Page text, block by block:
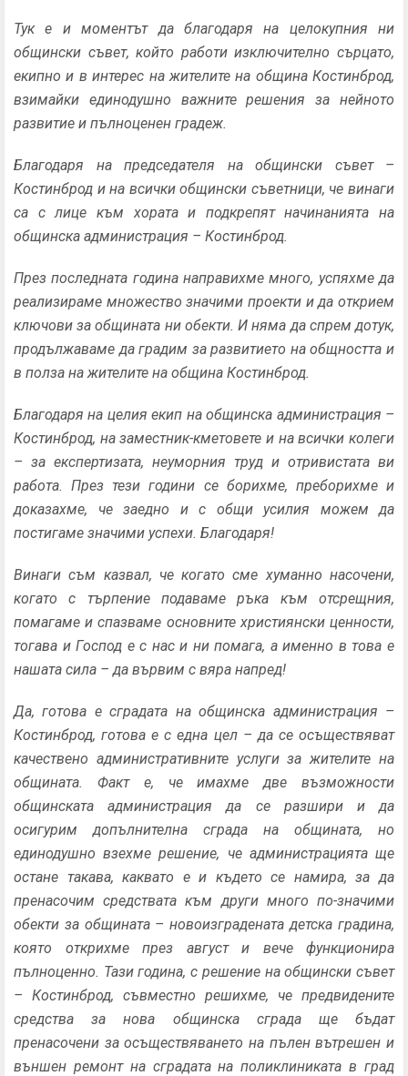
Тук е и моментът да благодаря на целокупния ни
общински съвет, който работи изключително сърцато,
екипно и в интерес на жителите на община Костинброд,
взимайки единодушно важните решения за нейното
развитие и пълноценен градеж.
Благодаря на председателя на общински съвет –
Костинброд и на всички общински съветници, че винаги
са с лице към хората и подкрепят начинанията на
общинска администрация – Костинброд.
През последната година направихме много, успяхме да
реализираме множество значими проекти и да открием
ключови за общината ни обекти. И няма да спрем дотук,
продължаваме да градим за развитието на общността и
в полза на жителите на община Костинброд.
Благодаря на целия екип на общинска администрация –
Костинброд, на заместник-кметовете и на всички колеги
– за експертизата, неуморния труд и отривистата ви
работа. През тези години се борихме, преборихме и
доказахме, че заедно и с общи усилия можем да
постигаме значими успехи. Благодаря!
Винаги съм казвал, че когато сме хуманно насочени,
когато с търпение подаваме ръка към отсрещния,
помагаме и спазваме основните християнски ценности,
тогава и Господ е с нас и ни помага, а именно в това е
нашата сила – да вървим с вяра напред!
Да, готова е сградата на общинска администрация –
Костинброд, готова е с една цел – да се осъществяват
качествено административните услуги за жителите на
общината. Факт е, че имахме две възможности
общинската администрация да се разшири и да
осигурим допълнителна сграда на общината, но
единодушно взехме решение, че администрацията ще
остане такава, каквато е и където се намира, за да
пренасочим средствата към други много по-значими
обекти за общината – новоизградената детска градина,
която открихме през август и вече функционира
пълноценно. Тази година, с решение на общински съвет
– Костинброд, съвместно решихме, че предвидените
средства за нова общинска сграда ще бъдат
пренасочени за осъществяването на пълен вътрешен и
външен ремонт на сградата на поликлиниката в град